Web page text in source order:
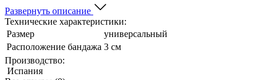
Развернуть описание
Технические характеристики:
Размер
универсальный
Расположение бандажа 3 см
Производство:
Испания